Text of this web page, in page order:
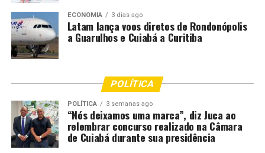
Fonte: EBC Cultura
RELATED TOPICS: CARNAVAL CULTURA
FOLIÕES
INIMIGOS OPÇÕES PARA
PERNAMBUCO
SEGUE
UP NEXT
ECONOMIA 3 dias ago
Latam lança voos diretos de Rondonópolis
a Guarulhos e Cuiabá a Curitiba
POLÍTICA
POLÍTICA 3 semanas ago
“Nós deixamos uma marca”, diz Juca ao
relembrar concurso realizado na Câmara
de Cuiabá durante sua presidência